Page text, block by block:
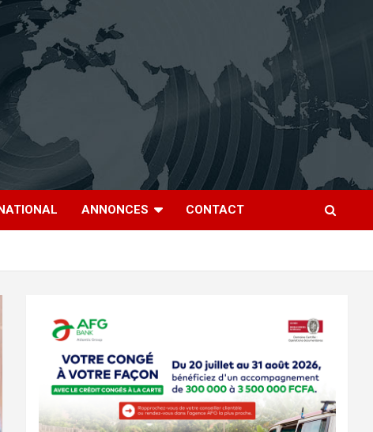
ANNONCES CONTACT